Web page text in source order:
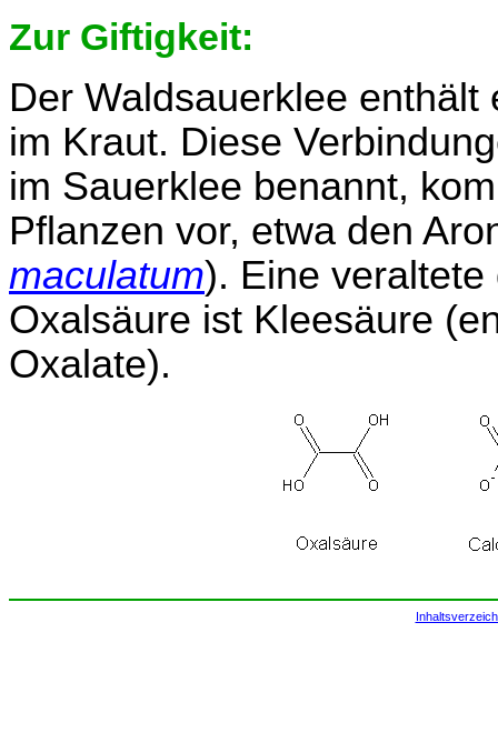
Zur Giftigkeit:
Der Waldsauerklee
im Kraut. Diese
im Sauerklee benannt,
Pflanzen vor, etwa den
maculatum). Eine
Oxalsäure ist Kleesäure
Oxalate).